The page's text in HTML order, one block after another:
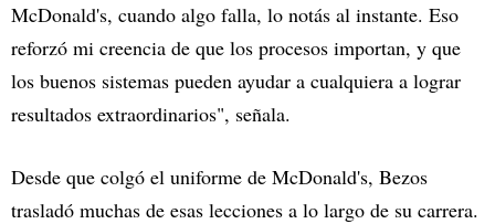
McDonald's, cuando algo falla, lo notás al instante. Eso
reforzó mi creencia de que los procesos importan, y que
los buenos sistemas pueden ayudar a cualquiera a lograr
resultados extraordinarios", señala.
Desde que colgó el uniforme de McDonald's, Bezos
trasladó muchas de esas lecciones a lo largo de su carrera.